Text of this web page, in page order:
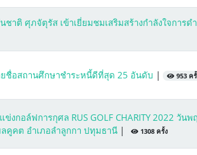
ชาติ ศุภจัตุรัส เข้าเยี่ยมชมเสริมสร้างกำลังใจกา
ยชื่อสถานศึกษาชำระหนี้ดีที่สุด 25 อันดับ | 953 ค
ข่งกอล์ฟการกุศล RUS GOLF CHARITY 2022
คูคต อำเภอลำลูกกา ปทุมธานี | 1308 ครั้ง